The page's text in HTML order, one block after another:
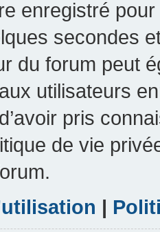
enregistré
secondes
du forum peut
utilisateurs
pris
de vie
|